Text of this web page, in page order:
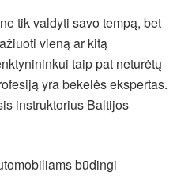
tik valdyti savo tempą, bet
vieną ar kitą
taip pat neturėtų
yra bekelės ekspertas.
instruktorius Baltijos
būdingi